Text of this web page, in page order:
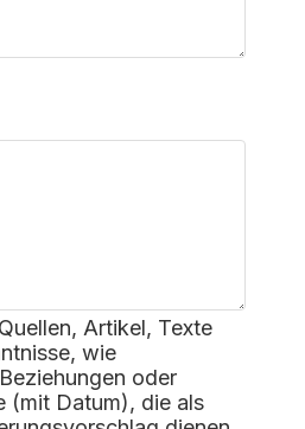
Artikel, Texte
wie
oder
(mit Datum), die als